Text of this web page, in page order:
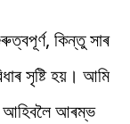
কিন্তু সাৰ
সৃষ্টি হয়। আমি
আহিবলৈ আৰম্ভ